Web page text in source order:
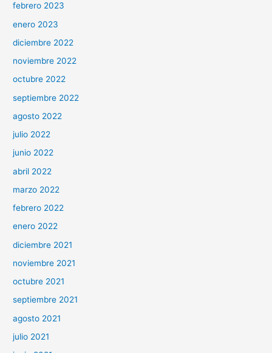
febrero 2023
enero 2023
diciembre 2022
noviembre 2022
octubre 2022
septiembre 2022
agosto 2022
julio 2022
junio 2022
abril 2022
marzo 2022
febrero 2022
enero 2022
diciembre 2021
noviembre 2021
octubre 2021
septiembre 2021
agosto 2021
julio 2021